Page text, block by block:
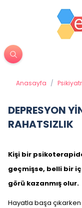
Anasayfa /
DEPRESYON
RAHATSIZLIK
Kişi bir
geçmişse, belli bir iç
görü kazanmış olur.
Hayatla başa